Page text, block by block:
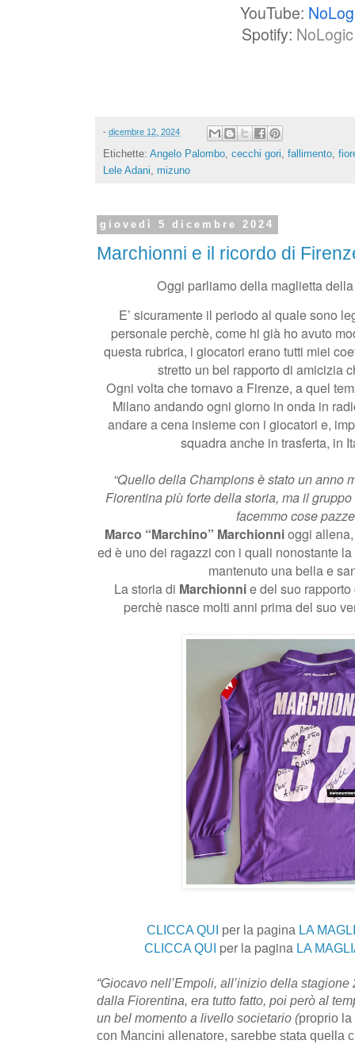
YouTube:
Spotify:
- dicembre 12, 2024
Etichette: Angelo Palombo cecchi gori fallimento
Lele Adani mizuno
giovedì 5 dicembre 2024
Marchionni e il ricordo di
Oggi parliamo della maglietta
E’ sicuramente il periodo al quale sono
personale perchè, come hi già ho avuto
questa rubrica, i giocatori erano tutti miei
stretto un bel rapporto di amicizia
Ogni volta che tornavo a Firenze, a quel
Milano andando ogni giorno in onda in
andare a cena insieme con i giocatori e,
squadra anche in trasferta, in
“Quello della Champions è stato un anno
Fiorentina più forte della storia, ma il
facemmo cose
Marco “Marchino” Marchionnioggi
ed è uno dei ragazzi con i quali nonostante
mantenuto una bella e
La storia di Marchionnie del suo
perchè nasce molti anni prima del suo
CLICCA QUI per la pagina LA
CLICCA QUI per la pagina LA
“Giocavo nell’Empoli, all’inizio della
dalla Fiorentina, era tutto fatto, poi però al
un bel momento a livello societario (proprio
con Mancini allenatore, sarebbe stata quella